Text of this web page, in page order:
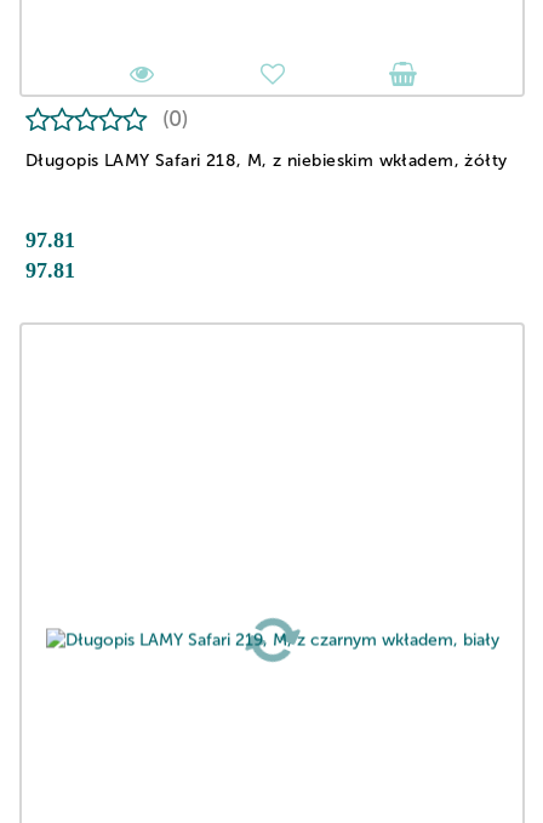
Długopis LAMY Safari 218, M, z niebieskim wkładem, żółty
(0)
97.81
97.81